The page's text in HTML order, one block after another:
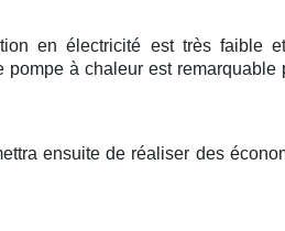
en électricité est très faible
à chaleur est remarquable
ensuite de réaliser des